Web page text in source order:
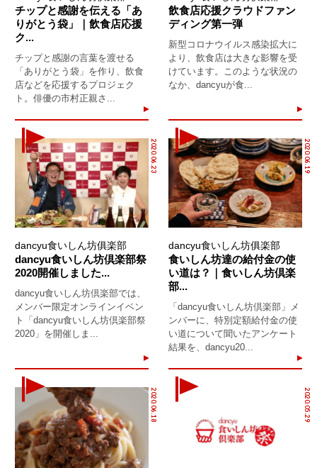
チップと感謝を伝える「あ
りがとう袋」｜飲食店応援
ク...
チップと感謝の言葉を渡せる
「ありがとう袋」を作り、飲食
店などを応援するプロジェク
ト。俳優の市村正親さ...
飲食店応援クラウドファン
ディング第一弾
新型コロナウイルス感染拡大に
より、飲食店は大きな影響を受
けています。このような状況の
なか、dancyuが食...
2020.06.23
dancyu食いしん坊俱楽部
dancyu食いしん坊倶楽部祭
2020開催しました...
dancyu食いしん坊倶楽部では、
メンバー限定オンラインイベン
ト「dancyu食いしん坊倶楽部祭
2020」を開催しま...
2020.06.19
dancyu食いしん坊俱楽部
食いしん坊達の給付金の使
い道は？｜食いしん坊倶楽
部...
「dancyu食いしん坊倶楽部」メ
ンバーに、特別定額給付金の使
い道について聞いたアンケート
結果を、dancyu20...
2020.06.18 2020.05.29